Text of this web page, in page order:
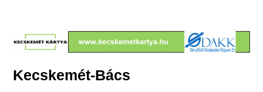
Kecskemét-Bács